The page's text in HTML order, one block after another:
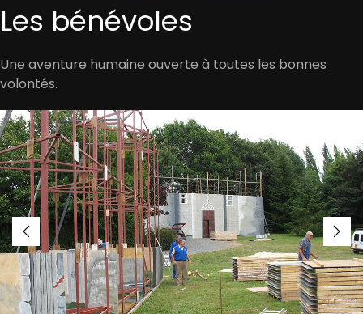
Les bénévoles
Une aventure humaine ouverte à toutes les bonnes
volontés.